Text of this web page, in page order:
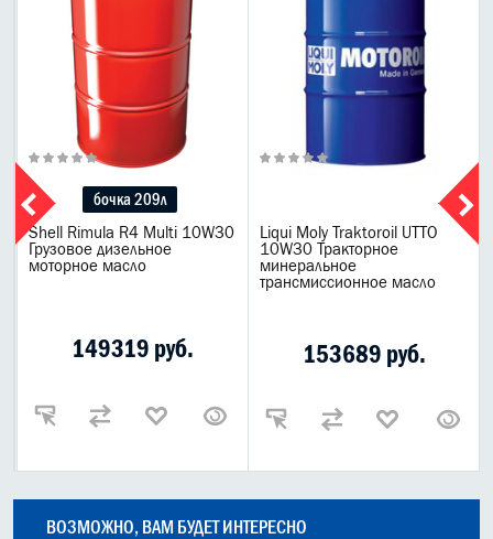
бочка 209л
Shell Rimula R4 Multi 10W30
Грузовое дизельное
моторное масло
149319 руб.
Liqui Moly Traktoroil UTTO
10W30 Тракторное
минеральное
трансмиссионное масло
153689 руб.
ВОЗМОЖНО, ВАМ БУДЕТ ИНТЕРЕСНО